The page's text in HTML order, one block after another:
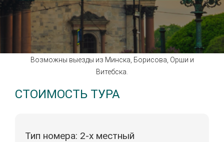
Возможны выезды из Минска, Борисова, Орши и
Витебска.
СТОИМОСТЬ ТУРА
Тип номера: 2-х местный